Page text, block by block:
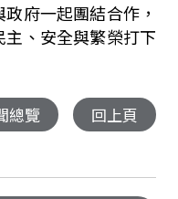
府一起團結合作，
、安全與繁榮打下
總覽 回上頁